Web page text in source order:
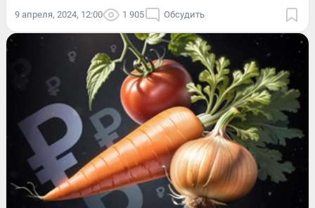
9 апреля, 2024, 12:00 1 905 Обсудить